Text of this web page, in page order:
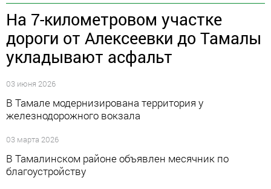
На 7-километровом участке
дороги от Алексеевки до Тамалы
укладывают асфальт
03 июня 2026
В Тамале модернизирована территория у
железнодорожного вокзала
03 марта 2026
В Тамалинском районе объявлен месячник по
благоустройству